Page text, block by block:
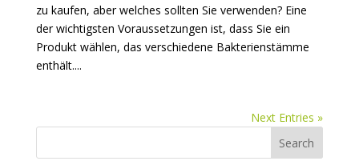
zu kaufen, aber welches sollten Sie verwenden? Eine
der wichtigsten Voraussetzungen ist, dass Sie ein
Produkt wählen, das verschiedene Bakterienstämme
enthält....
Next Entries »